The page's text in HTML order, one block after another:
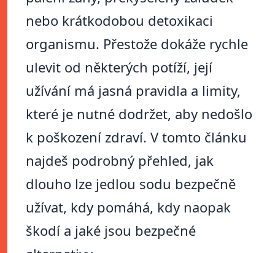
nebo krátkodobou detoxikaci
organismu. Přestože dokáže rychle
ulevit od některých potíží, její
užívání má jasná pravidla a limity,
které je nutné dodržet, aby nedošlo
k poškození zdraví. V tomto článku
najdeš podrobný přehled, jak
dlouho lze jedlou sodu bezpečně
užívat, kdy pomáhá, kdy naopak
škodí a jaké jsou bezpečné